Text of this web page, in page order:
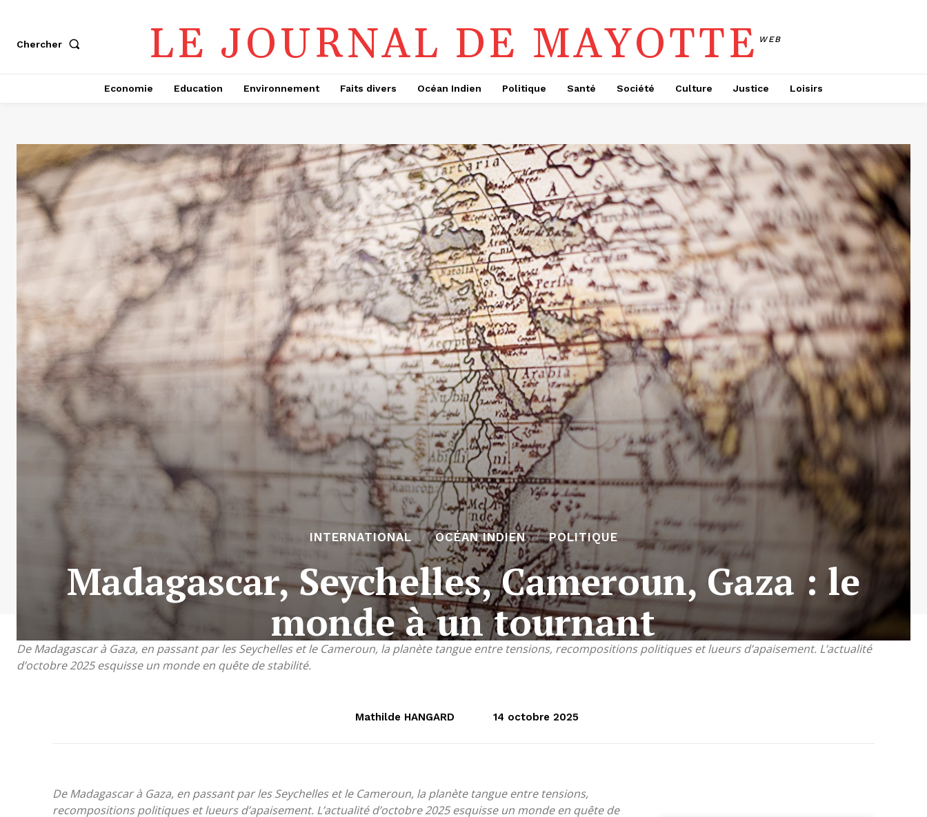
Chercher LE JOURNAL DE MAYOTTE WEB
Economie Education Environnement Faits divers Océan Indien Politique Santé Société Culture Justice Loisirs
De Madagascar à Gaza, en passant par les Seychelles et le Cameroun, la planète tangue entre tensions, recompositions politiques et lueurs d’apaisement. L’actualité
d’octobre 2025 esquisse un monde en quête de stabilité.
INTERNATIONAL OCÉAN INDIEN POLITIQUE
Madagascar, Seychelles, Cameroun, Gaza : le
monde à un tournant
Mathilde HANGARD 14 octobre 2025
De Madagascar à Gaza, en passant par les Seychelles et le Cameroun, la planète tangue entre tensions,
recompositions politiques et lueurs d’apaisement. L’actualité d’octobre 2025 esquisse un monde en quête de